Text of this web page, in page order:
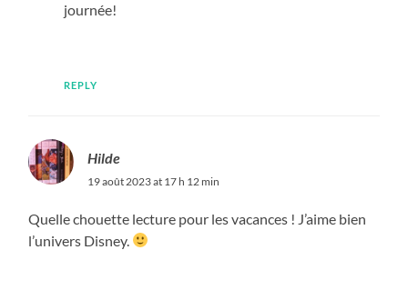
journée!
REPLY
Hilde
19 août 2023 at 17 h 12 min
Quelle chouette lecture pour les vacances ! J’aime bien
l’univers Disney.